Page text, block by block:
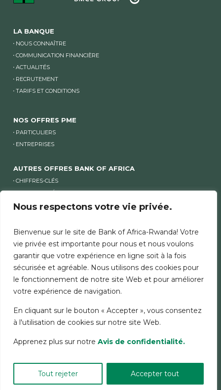
Nous respectons votre vie privée.
Bienvenue sur le site de Bank of Africa-Rwanda! Votre
vie privée est importante pour nous et nous voulons
garantir que votre expérience en ligne soit à la fois
sécurisée et agréable. Nous utilisons des cookies pour
le fonctionnement de notre site Web et pour améliorer
votre expérience de navigation.
En cliquant sur le bouton « Accepter », vous consentez
à l'utilisation de cookies sur notre site Web.
Apprenez plus sur notre Avis de confidentialité.
Tout rejeter Accepter tout
LA BANQUE
NOUS CONNAÎTRE
COMMUNICATION FINANCIÈRE
ACTUALITÉS
RECRUTEMENT
TARIFS ET CONDITIONS
NOS OFFRES PME
PARTICULIERS
ENTREPRISES
AUTRES OFFRES BANK OF AFRICA
CHIFFRES-CLÉS
COMMUNIQUÉS FINANCIERS
ACTIONNARIAT
AUTRES SITES BANK OF AFRICA
MENTIONS LÉGALES SÉCURITÉ CHARTE COOKIES
DONNÉES PERSONNELLES
© 2026 GROUPE BANK OF AFRICA - TOUS DROITS RÉSERVÉS.